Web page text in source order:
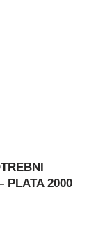
PLATA 2000